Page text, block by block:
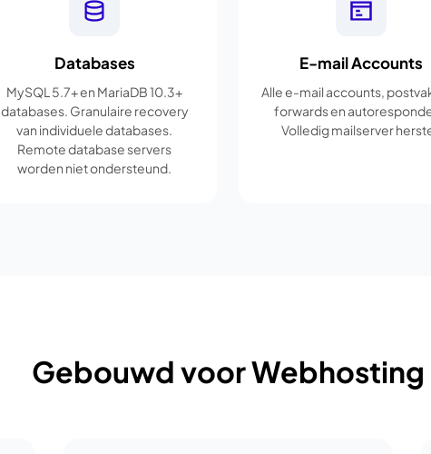
Databases
MySQL 5.7+ en MariaDB 10.3+
databases. Granulaire recovery
van individuele databases.
Remote database servers
worden niet ondersteund.
E-mail Accounts
Alle e-mail accounts,
forwards en
Volledig mailserver
Gebouwd voor Webhosting